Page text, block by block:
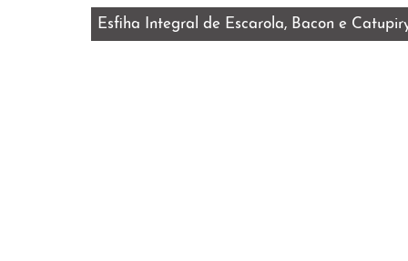
Bolo Red Velvet